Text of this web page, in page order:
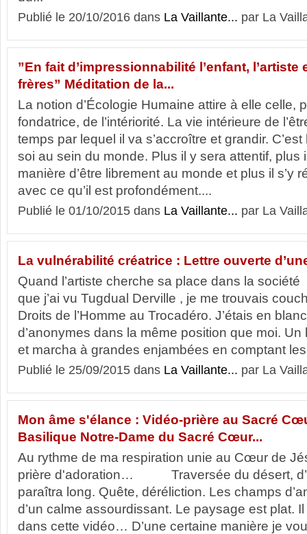
Publié le 20/10/2016 dans La Vaillante... par La
”En fait d’impressionnabilité l’enfant, l’artiste
frères” Méditation de la...
La notion d’Écologie Humaine attire à elle celle,
fondatrice, de l’intériorité. La vie intérieure de
temps par lequel il va s’accroître et grandir.
soi au sein du monde. Plus il y sera attentif, plus
manière d’être librement au monde et plus il s’y
avec ce qu’il est profondément....
Publié le 01/10/2015 dans La Vaillante... par La
La vulnérabilité créatrice : Lettre ouverte
Quand l’artiste cherche sa place dans la
que j’ai vu Tugdual Derville , je me trouvais
Droits de l’Homme au Trocadéro. J’étais en
d’anonymes dans la même position que moi.
et marcha à grandes enjambées en comptant
Publié le 25/09/2015 dans La Vaillante... par La
Mon âme s'élance : Vidéo-prière au Sacré
Basilique Notre-Dame du Sacré Cœur...
Au rythme de ma respiration unie au Cœur de
prière d'adoration… Traversée du désert,
paraîtra long. Quête, déréliction. Les champs
d’un calme assourdissant. Le paysage est plat.
dans cette vidéo… D’une certaine manière je